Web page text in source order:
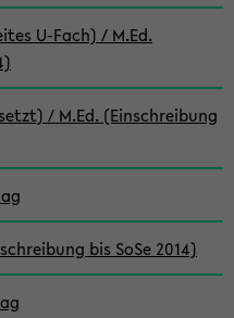
U-Fach) / M.Ed.
/ M.Ed. (Einschreibung
bis SoSe 2014)